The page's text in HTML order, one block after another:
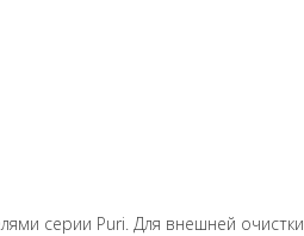
серии Puri. Для внешней очистки